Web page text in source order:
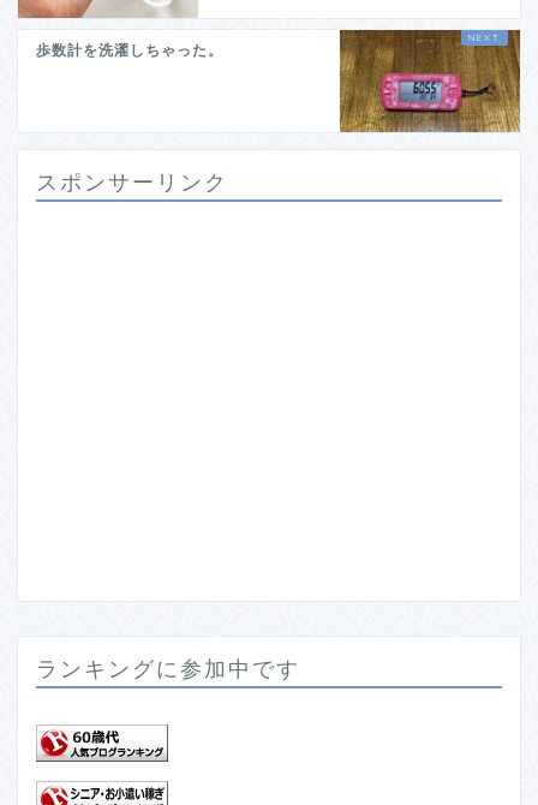
歩数計を洗濯しちゃった。
スポンサーリンク
ランキングに参加中です